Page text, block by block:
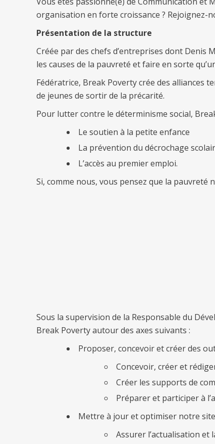
organisation en forte croissance ? Rejoignez-
Présentation de la structure
Créée par des chefs d’entreprises dont
les causes de la pauvreté et faire en sorte
Fédératrice, Break Poverty crée des alliances
de jeunes de sortir de la précarité.
Pour lutter contre le déterminisme social,
Le soutien à la petite enfance
La prévention du décrochage
L’accès au premier emploi.
Si, comme nous, vous pensez que la
Sous la supervision de la Responsable du
Break Poverty autour des axes suivants :
Proposer, concevoir et créer des
Concevoir, créer et
Créer les supports de
Préparer et participer à
Mettre à jour et optimiser notre
Assurer l’actualisation